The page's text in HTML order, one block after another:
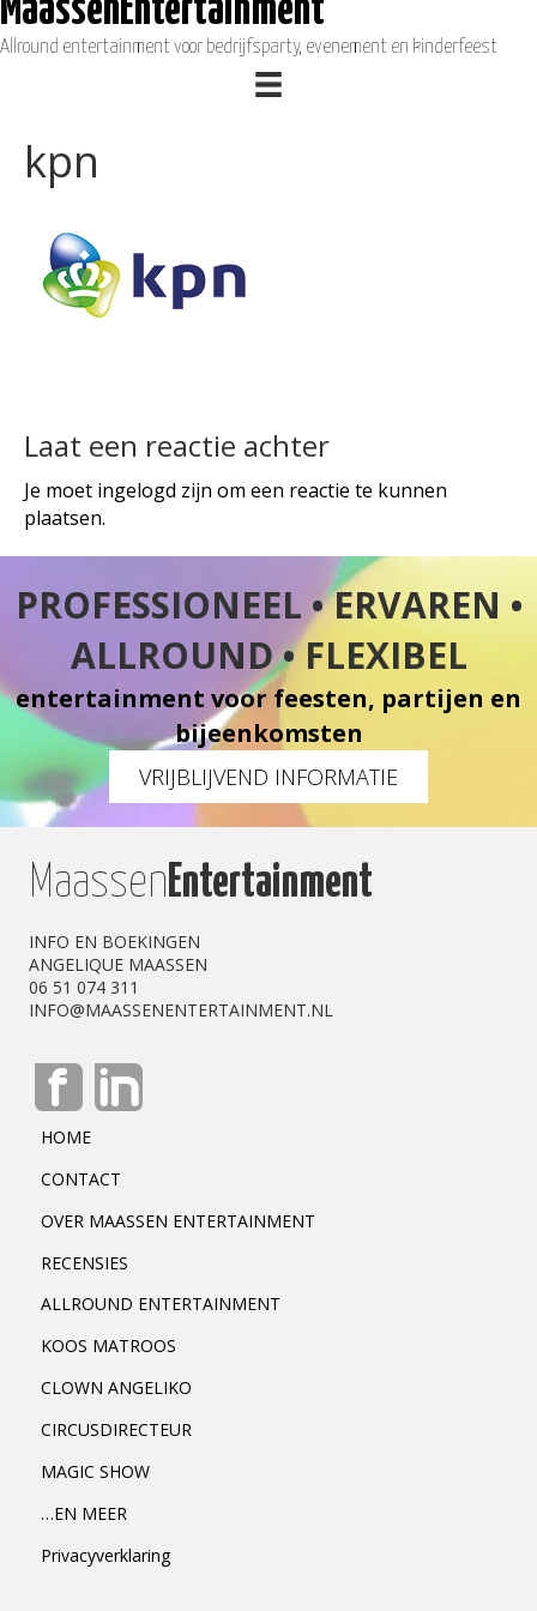
MaassenEntertainment
Allround entertainment voor bedrijfsparty, evenement en kinderfeest
kpn
Laat een reactie achter
Je moet ingelogd zijn om een reactie te kunnen
plaatsen.
PROFESSIONEEL • ERVAREN •
ALLROUND • FLEXIBEL
entertainment voor feesten, partijen en
bijeenkomsten
VRIJBLIJVEND INFORMATIE
Maassen Entertainment
INFO EN BOEKINGEN
ANGELIQUE MAASSEN
06 51 074 311
INFO@MAASSENENTERTAINMENT.NL
HOME
CONTACT
OVER MAASSEN ENTERTAINMENT
RECENSIES
ALLROUND ENTERTAINMENT
KOOS MATROOS
CLOWN ANGELIKO
CIRCUSDIRECTEUR
MAGIC SHOW
…EN MEER
Privacyverklaring